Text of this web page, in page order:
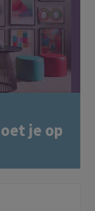
je op